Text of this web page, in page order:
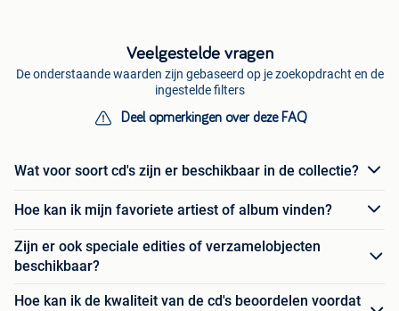
Veelgestelde vragen
De onderstaande waarden zijn gebaseerd op je zoekopdracht en de
ingestelde filters
Deel opmerkingen over deze FAQ
Wat voor soort cd's zijn er beschikbaar in de collectie?
Hoe kan ik mijn favoriete artiest of album vinden?
Zijn er ook speciale edities of verzamelobjecten
beschikbaar?
Hoe kan ik de kwaliteit van de cd's beoordelen voordat